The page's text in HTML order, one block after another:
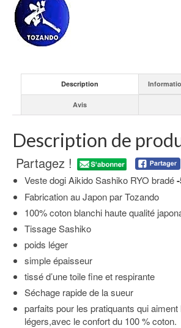
Description
Avis
Description de
Partagez !
Veste dogi Aikido Sashiko RYO bradé
Fabrication au Japon par Tozando
100% coton blanchi haute qualité
Tissage Sashiko
poids léger
simple épaisseur
tissé d’une toile fine et respirante
Séchage rapide de la sueur
parfaits pour les pratiquants qui aiment
légers,avec le confort du 100 % coton.